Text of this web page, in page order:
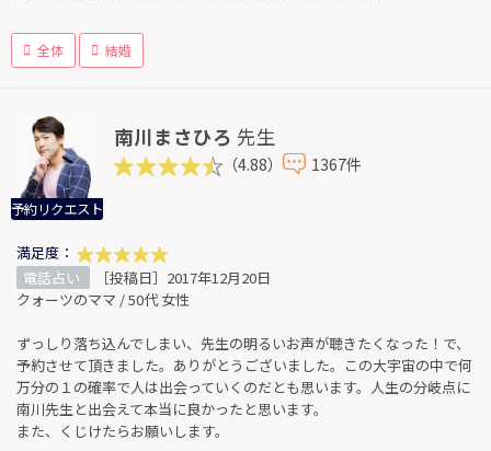
全体 結婚
予約リクエスト
南川まさひろ 先生
（4.88） 1367件
満足度：
電話占い
［投稿日］2017年12月20日
クォーツのママ / 50代 女性
ずっしり落ち込んでしまい、先生の明るいお声が聴きたくなった！で、
予約させて頂きました。ありがとうございました。この大宇宙の中で何
万分の１の確率で人は出会っていくのだとも思います。人生の分岐点に
南川先生と出会えて本当に良かったと思います。
また、くじけたらお願いします。